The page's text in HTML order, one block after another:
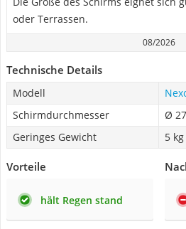
oder Terrassen.
08/2026
Technische Details
Modell
Schirmdurchmesser
Ø
Geringes Gewicht
5 kg
Vorteile
hält Regen stand